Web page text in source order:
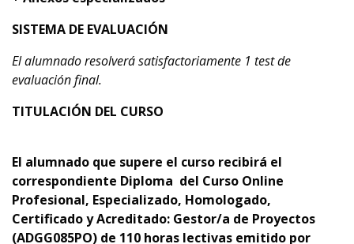
SISTEMA DE EVALUACIÓN
El alumnado resolverá satisfactoriamente 1 test de
evaluación final.
TITULACIÓN DEL CURSO
El alumnado que supere el curso recibirá el
correspondiente Diploma del Curso Online
Profesional, Especializado, Homologado,
Certificado y Acreditado: Gestor/a de Proyectos
(ADGG085PO) de 110 horas lectivas emitido por